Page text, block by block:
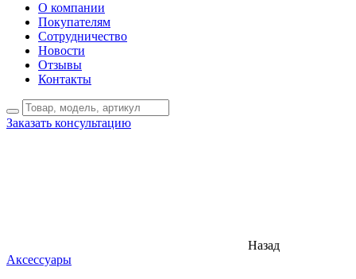
О компании
Покупателям
Сотрудничество
Новости
Отзывы
Контакты
Заказать консультацию
Назад
Аксессуары